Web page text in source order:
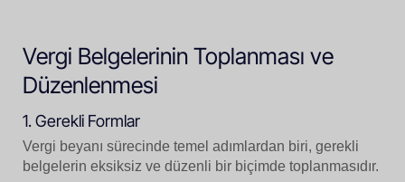
Vergi Belgelerinin Toplanması ve
Düzenlenmesi
1. Gerekli Formlar
Vergi beyanı sürecinde temel adımlardan biri, gerekli
belgelerin eksiksiz ve düzenli bir biçimde toplanmasıdır.